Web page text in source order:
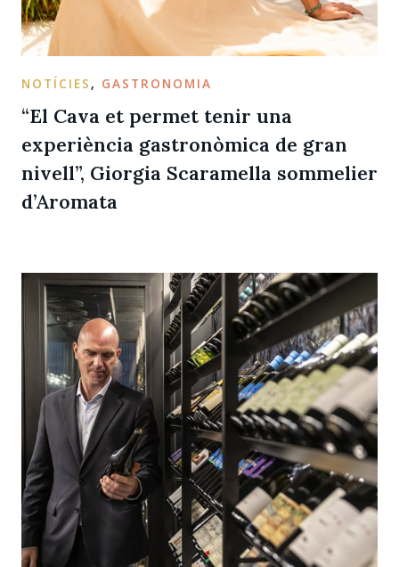
NOTÍCIES , GASTRONOMIA
“El Cava et permet tenir una
experiència gastronòmica de gran
nivell”, Giorgia Scaramella sommelier
d’Aromata